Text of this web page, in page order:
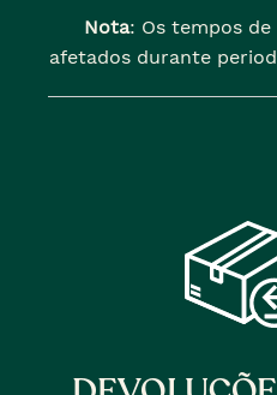
Nota: Os tempos
afetados durante